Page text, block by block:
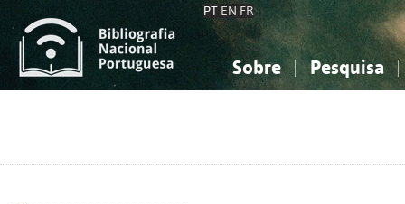
PT EN FR
Sobre Pesquisa